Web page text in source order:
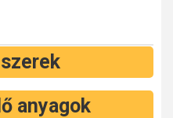
anyagok